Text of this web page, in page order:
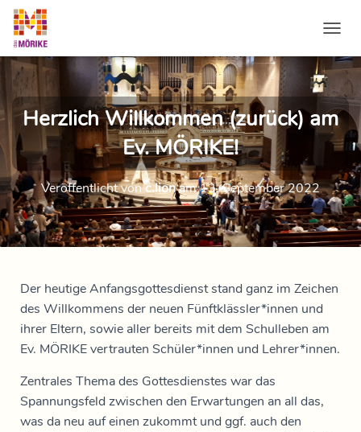
Herzlich Willkommen (zurück) am
Ev. MÖRIKE!
Veröffentlicht vonc.lionam13. September 2022
Der heutige Anfangsgottesdienst stand ganz im Zeichen
des Willkommens der neuen Fünftklässler*innen und
ihrer Eltern, sowie aller bereits mit dem Schulleben am
Ev. MÖRIKE vertrauten Schüler*innen und Lehrer*innen.
Zentrales Thema des Gottesdienstes war das
Spannungsfeld zwischen den Erwartungen an all das,
was da neu auf einen zukommt und ggf. auch den